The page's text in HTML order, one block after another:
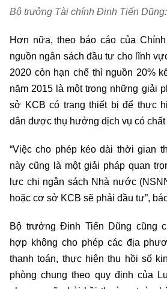
Bộ trưởng Tài chính Đinh Tiến
Hơn nữa, theo báo cáo của
nguồn ngân sách đầu tư cho lĩnh
2020 còn hạn chế thì nguồn 20%
năm 2015 là một trong những giải
sở KCB có trang thiết bị để thực
dân được thụ hưởng dịch vụ có
“Việc cho phép kéo dài thời gian
này cũng là một giải pháp quan
lực chi ngân sách Nhà nước
hoặc cơ sở KCB sẽ phải đầu tư”,
Bộ trưởng Đinh Tiến Dũng cũng
hợp không cho phép các địa
thanh toán, thực hiện thu hồi số
phòng chung theo quy định của